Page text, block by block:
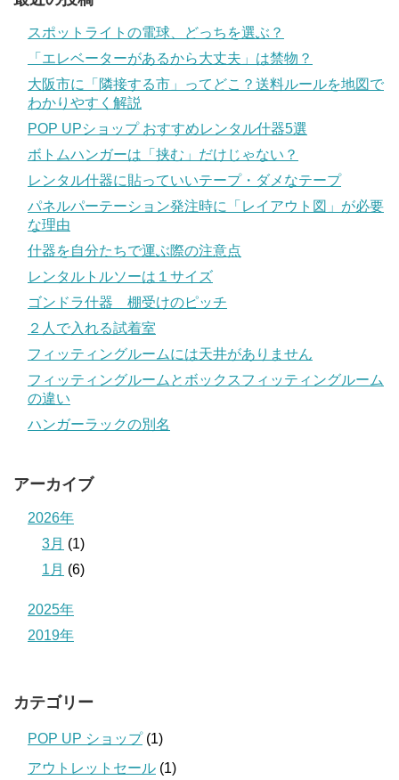
スポットライトの電球、どっちを選ぶ？
「エレベーターがあるから大丈夫」は禁物？
大阪市に「隣接する市」ってどこ？送料ルールを地図で
わかりやすく解説
POP UPショップ おすすめレンタル什器5選
ボトムハンガーは「挟む」だけじゃない？
レンタル什器に貼っていいテープ・ダメなテープ
パネルパーテーション発注時に「レイアウト図」が必要
な理由
什器を自分たちで運ぶ際の注意点
レンタルトルソーは１サイズ
ゴンドラ什器 棚受けのピッチ
２人で入れる試着室
フィッティングルームには天井がありません
フィッティングルームとボックスフィッティングルーム
の違い
ハンガーラックの別名
アーカイブ
2026年
3月 (1)
1月 (6)
2025年
2019年
カテゴリー
POP UP ショップ(1)
アウトレットセール (1)